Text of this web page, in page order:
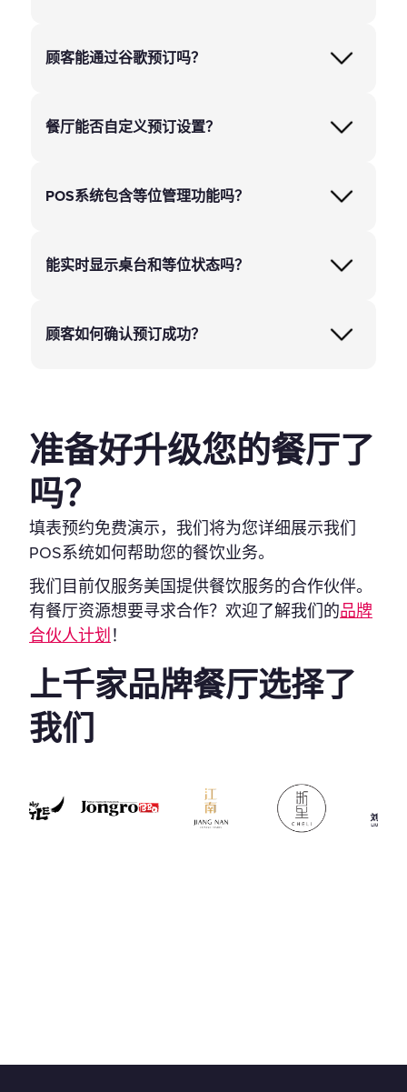
顾客能通过谷歌预订吗？
餐厅能否自定义预订设置？
POS系统包含等位管理功能吗？
能实时显示桌台和等位状态吗？
顾客如何确认预订成功？
准备好升级您的餐厅了
吗？
填表预约免费演示，我们将为您详细展示我们
POS系统如何帮助您的餐饮业务。
我们目前仅服务美国提供餐饮服务的合作伙伴。
有餐厅资源想要寻求合作？欢迎了解我们的品牌
合伙人计划 ！
上千家品牌餐厅选择了
我们